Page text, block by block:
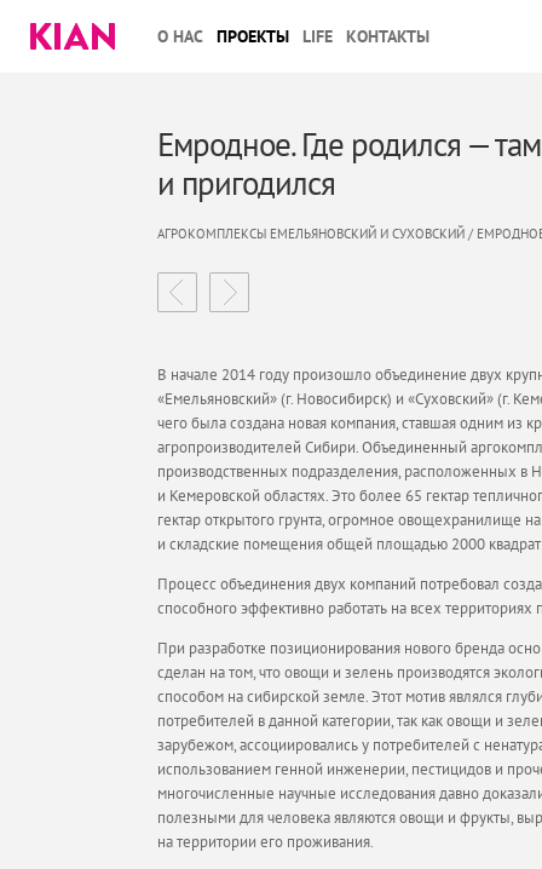
О НАС ПРОЕКТЫ LIFE КОНТАКТЫ
Емродное. Где родился — там
и пригодился
АГРОКОМПЛЕКСЫ ЕМЕЛЬЯНОВСКИЙ И СУХОВСКИЙ /
В начале 2014 году произошло объединение двух
«Емельяновский» (г. Новосибирск) и «Суховский» (г.
чего была создана новая компания, ставшая одним из
агропроизводителей Сибири. Объединенный
производственных подразделения, расположенных в
и Кемеровской областях. Это более 65 гектар
гектар открытого грунта, огромное овощехранилище
и складские помещения общей площадью 2000
Процесс объединения двух компаний потребовал
способного эффективно работать на всех территориях
При разработке позиционирования нового бренда
сделан на том, что овощи и зелень производятся
способом на сибирской земле. Этот мотив являлся
потребителей в данной категории, так как овощи и
зарубежом, ассоциировались у потребителей с
использованием генной инженерии, пестицидов и
многочисленные научные исследования давно
полезными для человека являются овощи и фрукты,
на территории его проживания.